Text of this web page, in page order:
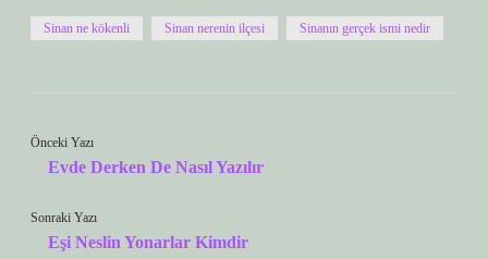
Sinan ne kökenli Sinan nerenin ilçesi Sinanın gerçek ismi nedir
Önceki Yazı
Evde Derken De Nasıl Yazılır
Sonraki Yazı
Eşi Neslin Yonarlar Kimdir